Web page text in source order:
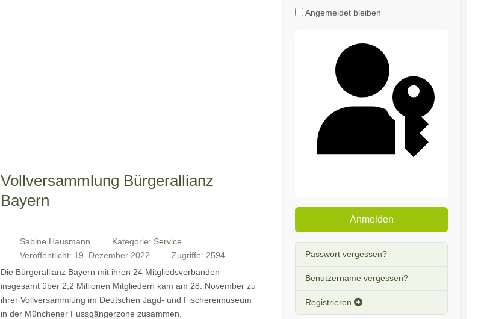
Vollversammlung Bürgerallianz
Bayern
Sabine Hausmann Kategorie: Service
Veröffentlicht: 19. Dezember 2022
Zugriffe: 2594
Die Bürgerallianz Bayern mit ihren 24 Mitgliedsverbänden
insgesamt über 2,2 Millionen Mitgliedern kam am 28. November zu
ihrer Vollversammlung im Deutschen Jagd- und Fischereimuseum
in der Münchener Fussgängerzone zusammen.
Angemeldet bleiben
Anmelden
Passwort vergessen?
Benutzername vergessen?
Registrieren